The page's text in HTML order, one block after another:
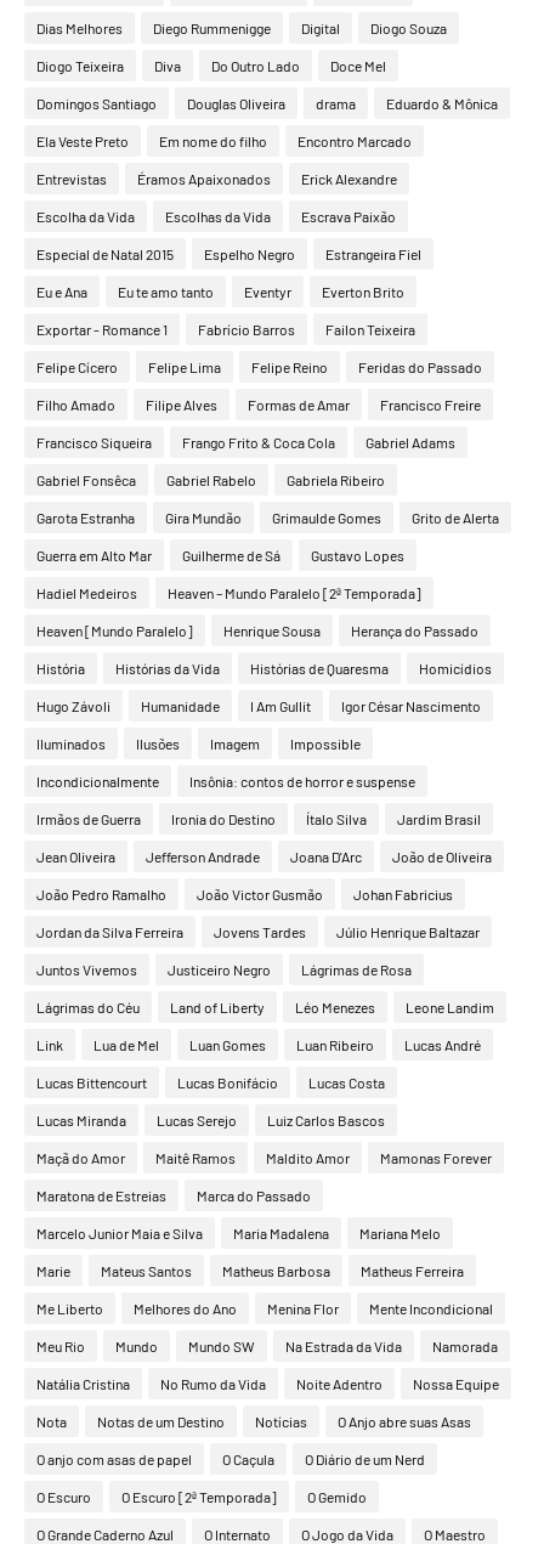
Dias Melhores Diego Rummenigge Digital Diogo Souza
Diogo Teixeira Diva Do Outro Lado Doce Mel
Domingos Santiago Douglas Oliveira drama Eduardo & Mônica
Ela Veste Preto Em nome do filho Encontro Marcado
Entrevistas Éramos Apaixonados Erick Alexandre
Escolha da Vida Escolhas da Vida Escrava Paixão
Especial de Natal 2015 Espelho Negro Estrangeira Fiel
Eu e Ana Eu te amo tanto Eventyr Everton Brito
Exportar - Romance 1 Fabrício Barros Failon Teixeira
Felipe Cícero Felipe Lima Felipe Reino Feridas do Passado
Filho Amado Filipe Alves Formas de Amar Francisco Freire
Francisco Siqueira Frango Frito & Coca Cola Gabriel Adams
Gabriel Fonsêca Gabriel Rabelo Gabriela Ribeiro
Garota Estranha Gira Mundão Grimaulde Gomes Grito de Alerta
Guerra em Alto Mar Guilherme de Sá Gustavo Lopes
Hadiel Medeiros Heaven – Mundo Paralelo [2ª Temporada]
Heaven [Mundo Paralelo] Henrique Sousa Herança do Passado
História Histórias da Vida Histórias de Quaresma Homicídios
Hugo Závoli Humanidade I Am Gullit Igor César Nascimento
Iluminados Ilusões Imagem Impossible
Incondicionalmente Insônia: contos de horror e suspense
Irmãos de Guerra Ironia do Destino Ítalo Silva Jardim Brasil
Jean Oliveira Jefferson Andrade Joana D'Arc João de Oliveira
João Pedro Ramalho João Victor Gusmão Johan Fabricius
Jordan da Silva Ferreira Jovens Tardes Júlio Henrique Baltazar
Juntos Vivemos Justiceiro Negro Lágrimas de Rosa
Lágrimas do Céu Land of Liberty Léo Menezes Leone Landim
Link Lua de Mel Luan Gomes Luan Ribeiro Lucas André
Lucas Bittencourt Lucas Bonifácio Lucas Costa
Lucas Miranda Lucas Serejo Luiz Carlos Bascos
Maçã do Amor Maitê Ramos Maldito Amor Mamonas Forever
Maratona de Estreias Marca do Passado
Marcelo Junior Maia e Silva Maria Madalena Mariana Melo
Marie Mateus Santos Matheus Barbosa Matheus Ferreira
Me Liberto Melhores do Ano Menina Flor Mente Incondicional
Meu Rio Mundo Mundo SW Na Estrada da Vida Namorada
Natália Cristina No Rumo da Vida Noite Adentro Nossa Equipe
Nota Notas de um Destino Notícias O Anjo abre suas Asas
O anjo com asas de papel O Caçula O Diário de um Nerd
O Escuro O Escuro [2ª Temporada] O Gemido
O Grande Caderno Azul O Internato O Jogo da Vida O Maestro